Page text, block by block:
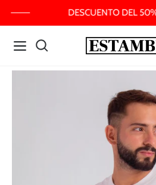
DESCUENTO DEL 50%
Navigation